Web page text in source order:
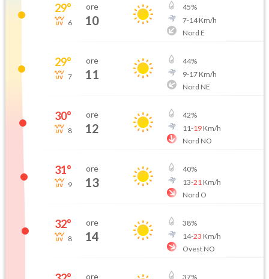
29°
6
ore
10
45%
7-14Km/h
Nord E
29°
7
ore
11
44%
9-17Km/h
Nord NE
30°
8
ore
12
42%
11-19Km/h
Nord NO
31°
9
ore
13
40%
13-21 Km/h
Nord O
32°
8
ore
14
38%
14-23 Km/h
Ovest NO
ore 37%